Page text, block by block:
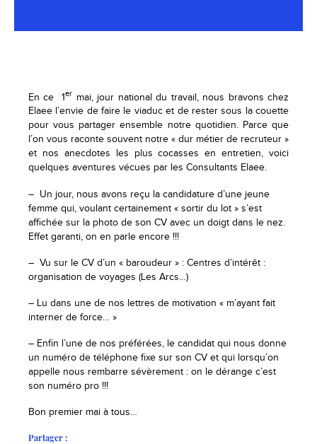
En ce 1er mai, jour national du travail, nous bravons chez
Elaee l’envie de faire le viaduc et de rester sous la couette
pour vous partager ensemble notre quotidien. Parce que
l’on vous raconte souvent notre « dur métier de recruteur »
et nos anecdotes les plus cocasses en entretien, voici
quelques aventures vécues par les Consultants Elaee.
– Un jour, nous avons reçu la candidature d’une jeune
femme qui, voulant certainement « sortir du lot » s’est
affichée sur la photo de son CV avec un doigt dans le nez.
Effet garanti, on en parle encore !!!
– Vu sur le CV d’un « baroudeur » : Centres d’intérêt :
organisation de voyages (Les Arcs…)
– Lu dans une de nos lettres de motivation « m’ayant fait
interner de force… »
– Enfin l’une de nos préférées, le candidat qui nous donne
un numéro de téléphone fixe sur son CV et qui lorsqu’on
appelle nous rembarre sévèrement : on le dérange c’est
son numéro pro !!!
Bon premier mai à tous…
Partager :